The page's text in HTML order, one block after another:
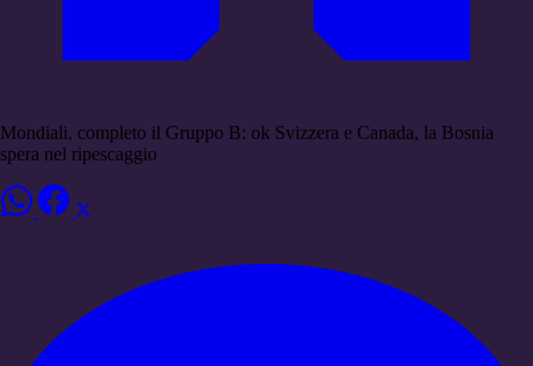
Mondiali, completo il Gruppo B: ok Svizzera e Canada, la Bosnia
spera nel ripescaggio